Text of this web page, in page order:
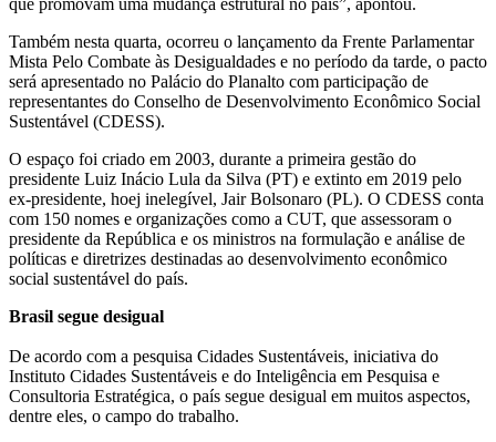
Também nesta quarta, ocorreu o lançamento da Frente Parlamentar
Mista Pelo Combate às Desigualdades e no período da tarde, o pacto
será apresentado no Palácio do Planalto com participação de
representantes do Conselho de Desenvolvimento Econômico Social
Sustentável (CDESS).
O espaço foi criado em 2003, durante a primeira gestão do
presidente Luiz Inácio Lula da Silva (PT) e extinto em 2019 pelo
ex-presidente, hoej inelegível, Jair Bolsonaro (PL). O CDESS conta
com 150 nomes e organizações como a CUT, que assessoram o
presidente da República e os ministros na formulação e análise de
políticas e diretrizes destinadas ao desenvolvimento econômico
social sustentável do país.
Brasil segue desigual
De acordo com a pesquisa Cidades Sustentáveis, iniciativa do
Instituto Cidades Sustentáveis e do Inteligência em Pesquisa e
Consultoria Estratégica, o país segue desigual em muitos aspectos,
dentre eles, o campo do trabalho.